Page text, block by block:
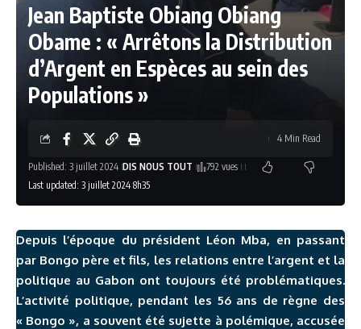
Jean Baptiste Obiang Obiang
Obame : « Arrêtons la Distribution
d’Argent en Espèces au sein des
Populations »
Last updated: 3 juillet 2024 8h35
Published: 3 juillet 2024 DIS NOUS TOUT 792 vues
4 Min Read
Depuis l’époque du président Léon Mba, en passant
par Bongo père et fils, les relations entre l’argent et la
politique au Gabon ont toujours été problématiques.
L’activité politique, pendant les 56 ans de règne des
« Bongo », a souvent été sujette à polémique, accusée